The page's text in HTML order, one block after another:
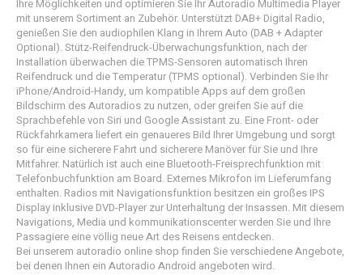
Ihre Möglichkeiten und optimieren Sie Ihr Autoradio Multimedia Player
mit unserem Sortiment an Zubehör. Unterstützt DAB+ Digital Radio,
genießen Sie den audiophilen Klang in Ihrem Auto (DAB + Adapter
Optional). Stütz-Reifendruck-Überwachungsfunktion, nach der
Installation überwachen die TPMS-Sensoren automatisch Ihren
Reifendruck und die Temperatur (TPMS optional). Verbinden Sie Ihr
iPhone/Android-Handy, um kompatible Apps auf dem großen
Bildschirm des Autoradios zu nutzen, oder greifen Sie auf die
Sprachbefehle von Siri und Google Assistant zu. Eine Front- oder
Rückfahrkamera liefert ein genaueres Bild Ihrer Umgebung und sorgt
so für eine sicherere Fahrt und sicherere Manöver für Sie und Ihre
Mitfahrer. Natürlich ist auch eine Bluetooth-Freisprechfunktion mit
Telefonbuchfunktion am Board. Externes Mikrofon im Lieferumfang
enthalten. Radios mit Navigationsfunktion besitzen ein großes IPS
Display inklusive DVD-Player zur Unterhaltung der Insassen. Mit diesem
Navigations, Media und kommunikationscenter werden Sie und Ihre
Passagiere eine völlig neue Art des Reisens entdecken.
Bei unserem autoradio online shop finden Sie verschiedene Angebote,
bei denen Ihnen ein Autoradio Android angeboten wird.